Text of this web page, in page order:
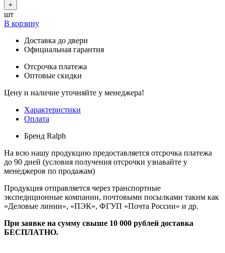
+
шт
В корзину
Доставка до двери
Официальная гарантия
Отсрочка платежа
Оптовые скидки
Цену и наличие уточняйте у менеджера!
Характеристики
Оплата
Бренд Ralph
На всю нашу продукцию предоставляется отсрочка платежа
до 90 дней (условия получения отсрочки узнавайте у
менеджеров по продажам)
Продукция отправляется через транспортные
экспедиционные компании, почтовыми посылками таким как
«Деловые линии», «ПЭК», ФГУП «Почта России» и др.
При заявке на сумму свыше 10 000 рублей доставка
БЕСПЛАТНО.